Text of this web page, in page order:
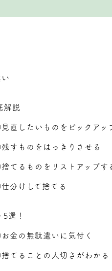
解説
直したいものをピックアッ
すものをはっきりさせる
てるものをリストアップす
分けして捨てる
選！
金の無駄遣いに気付く
てることの大切さがわかる